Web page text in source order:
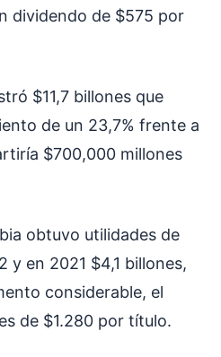
dividendo de $575 por
$11,7 billones que
de un 23,7% frente a
$700,000 millones
obtuvo utilidades de
y en 2021 $4,1 billones,
considerable, el
de $1.280 por título.